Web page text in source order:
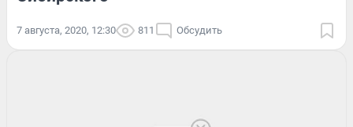
7 августа, 2020, 12:30 811 Обсудить